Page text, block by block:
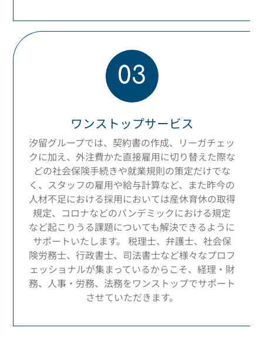
03
ワンストップサービス
汐留グループでは、契約書の作成、リーガチェッ
クに加え、外注費かた直接雇用に切り替えた際な
どの社会保険手続きや就業規則の策定だけでな
く、スタッフの雇用や給与計算など、また昨今の
人材不足における採用においては産休育休の取得
規定、コロナなどのパンデミックにおける規定
など起こりうる課題についても解決できるように
サポートいたします。 税理士、弁護士、社会保
険労務士、行政書士、司法書士など様々なプロフ
ェッショナルが集まっているからこそ、経理・財
務、人事・労務、法務をワンストップでサポート
させていただきます。